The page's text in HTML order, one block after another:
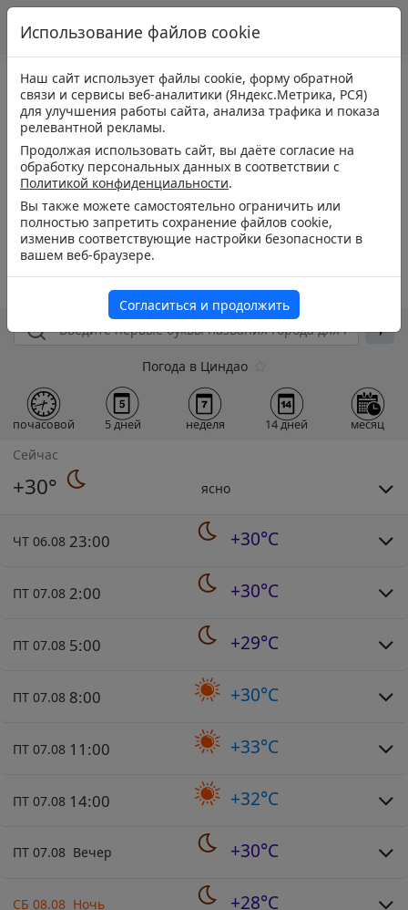
Погода в Циндао
почасовой 5 дней неделя 14 дней месяц
Сейчас
+30° ясно
ЧТ 06.08 23:00 +30°C
ПТ 07.08 2:00 +30°C
ПТ 07.08 5:00 +29°C
ПТ 07.08 8:00 +30°C
ПТ 07.08 11:00 +33°C
ПТ 07.08 14:00 +32°C
ПТ 07.08 Вечер +30°C
СБ 08.08 Ночь +28°C
Использование файлов cookie
Наш сайт использует файлы cookie, форму обратной
связи и сервисы веб-аналитики (Яндекс.Метрика, РСЯ)
для улучшения работы сайта, анализа трафика и показа
релевантной рекламы.
Продолжая использовать сайт, вы даёте согласие на
обработку персональных данных в соответствии с
Политикой конфиденциальности.
Вы также можете самостоятельно ограничить или
полностью запретить сохранение файлов cookie,
изменив соответствующие настройки безопасности в
вашем веб-браузере.
Согласиться и продолжить